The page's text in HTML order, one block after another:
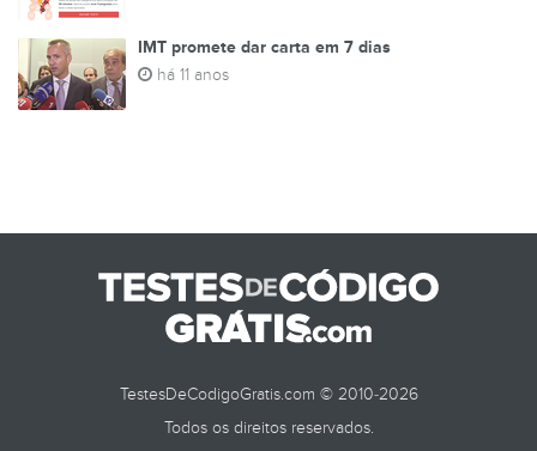
IMT promete dar carta em 7 dias
há 11 anos
TestesDeCodigoGratis.com © 2010-2026
Todos os direitos reservados.